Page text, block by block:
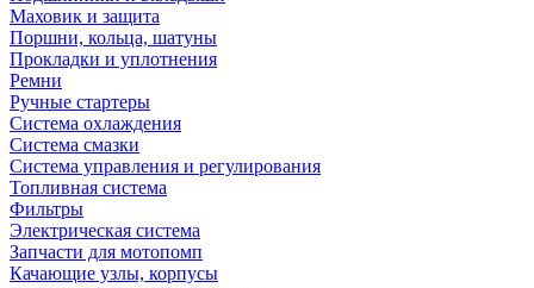
Маховик и защита
Поршни, кольца, шатуны
Прокладки и уплотнения
Ремни
Ручные стартеры
Система охлаждения
Система смазки
Система управления и регулирования
Топливная система
Фильтры
Электрическая система
Запчасти для мотопомп
Качающие узлы, корпусы